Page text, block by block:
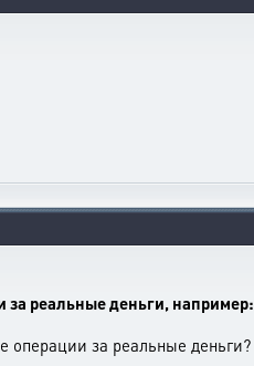
реальные деньги,
за реальные деньги?